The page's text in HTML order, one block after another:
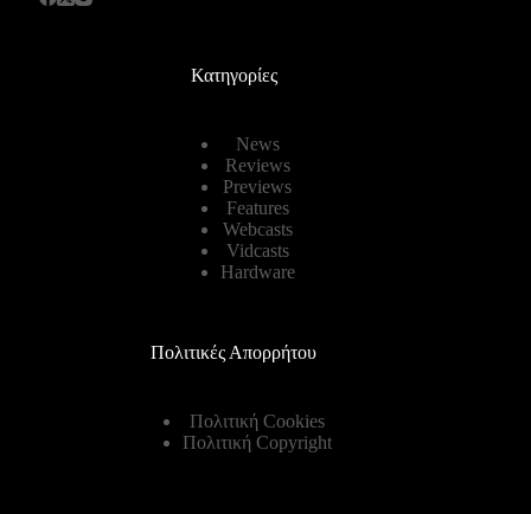
Κατηγορίες
News
Reviews
Previews
Features
Webcasts
Vidcasts
Hardware
Πολιτικές Απορρήτου
Πολιτική Cookies
Πολιτική Copyright